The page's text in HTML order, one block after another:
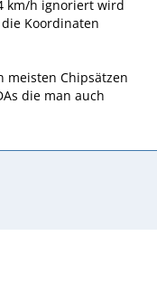
km/h ignoriert wird
Koordinaten
meisten Chipsätzen
die man auch